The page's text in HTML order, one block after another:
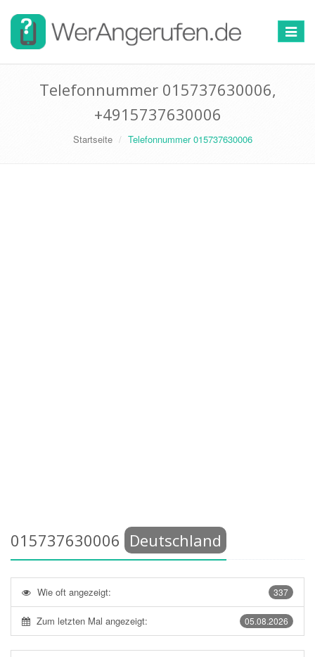
Toggle
Telefonnummer 015737630006,
+4915737630006
Startseite Telefonnummer 015737630006
015737630006 Deutschland
337
Wie oft angezeigt:
05.08.2026
Zum letzten Mal angezeigt: